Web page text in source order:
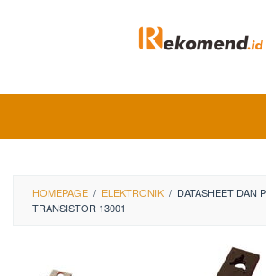
HOMEPAGE / ELEKTRONIK / DATASHEET DAN
TRANSISTOR 13001